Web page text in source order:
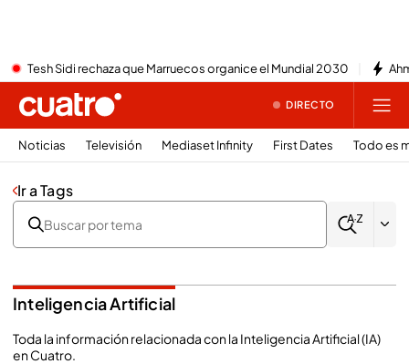
Tesh Sidi rechaza que Marruecos organice el Mundial 2030
DIRECTO
Noticias Televisión Mediaset Infinity First Dates Todo es
Ir a Tags
Inteligencia Artificial
Toda la información relacionada con la Inteligencia Artificial (IA)
en Cuatro.